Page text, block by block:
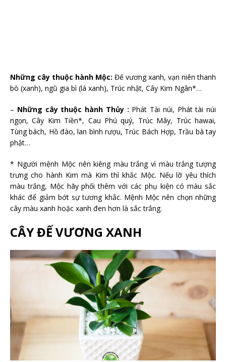
Những cây thuộc hành Mộc: Đế vương xanh, vạn niên thanh
bò (xanh), ngũ gia bì (lá xanh), Trúc nhật, Cây Kim Ngân*…
– Những cây thuộc hành Thủy : Phát Tài núi, Phát tài núi
ngọn, Cây Kim Tiền*, Cau Phú quý, Trúc Mây, Trúc hawai,
Tùng bách, Hồ đào, lan bình rượu, Trúc Bách Hợp, Trầu bà tay
phật…
* Người mệnh Mộc nên kiêng màu trắng vì màu trắng tượng
trưng cho hành Kim mà Kim thì khắc Mộc. Nếu lỡ yêu thích
màu trắng, Mộc hãy phối thêm với các phụ kiện có màu sắc
khác để giảm bớt sự tương khắc. Mệnh Mộc nên chọn những
cây màu xanh hoặc xanh đen hơn là sắc trắng.
CÂY ĐẾ VƯƠNG XANH